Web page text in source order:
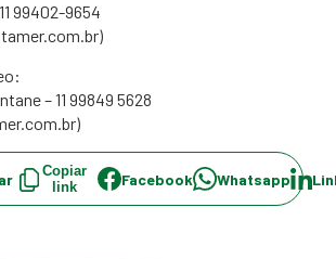
99402-9654
– 11 99849 5628
Copiar
link
Facebook Whatsapp